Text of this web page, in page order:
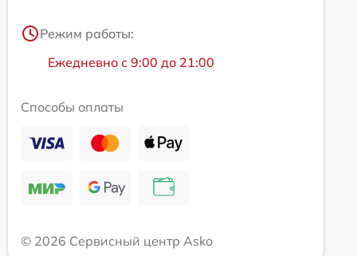
Режим работы:
Ежедневно с 9:00 до 21:00
Способы оплаты
© 2026 Сервисный центр Asko